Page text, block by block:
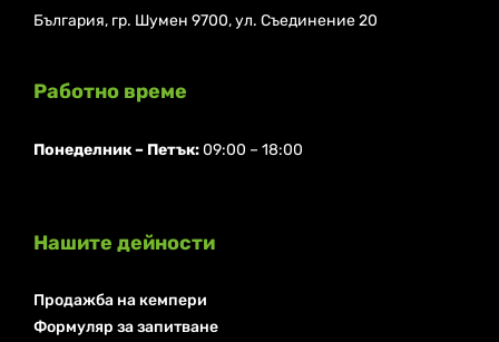
България, гр. Шумен 9700, ул. Съединение 20
Работно време
Понеделник ⁠– Петък:09:00 – 18:00
Нашите дейности
Продажба на кемпери
Формуляр за запитване